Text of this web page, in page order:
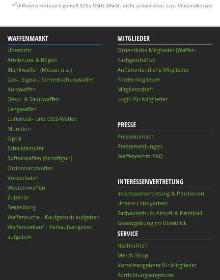
*2differenzbesteuert gemäß §25a UStG.;MwSt. nicht ausweisbar; zzgl. Versandkosten
WAFFENMARKT
Übersicht
Armbrüste & Bögen
Blankwaffen (Messer u.ä.)
Gas-, Signal-, Schreckschusswaffen
Kurzwaffen
Deko- & Salutwaffen
Langwaffen
Luftdruck- und CO2-Waffen
Munition
Optik
Schalldämpfer
Softairwaffen (Airsoftgun)
Ordonnanzwaffen
Vorderlader
Westernwaffen
Zubehör
Bekleidung
Waffensuche - Kaufgesuch aufgeben
Waffenverkauf - Verkaufsangebot
aufgeben
MITGLIEDER
Ordentliche Mitglieder (Waffen-
Fachgeschäfte)
Außerordentliche Mitglieder
Fördermitglieder
Mitgliedschaft
Login für Mitglieder
PRESSE
Pressekontakt
Pressemeldungen
Waffenrechts-FAQ
INTERESSENVERTRETUNG
Interessenvertretung & Positionen
Unsere Lobbyarbeit
Fachausschuss Airsoft & Paintball
Gesetzgebung im Überblick
SERVICE
Nachrichten
Merch-Shop
Vorteilsangebote für Mitglieder
Fortbildungsangebote